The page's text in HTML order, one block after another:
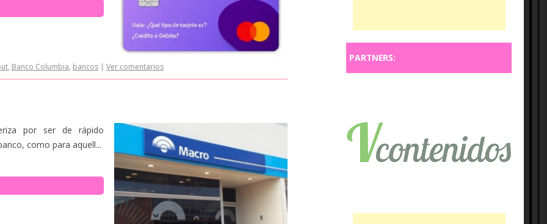
, Banco Columbia, bancos | Ver comentarios
por ser de rápido
como para aquell...
PARTNERS: